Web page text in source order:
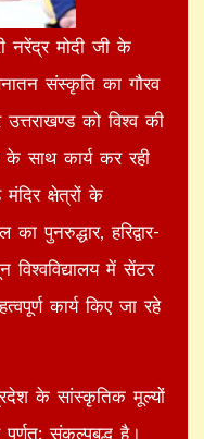
नरेंद्र मोदी जी के
संस्कृति का गौरव
को विश्व की
साथ कार्य कर रही
क्षेत्रों के
पुनरुद्धार, हरिद्वार-
विश्वविद्यालय में सेंटर
कार्य किए जा रहे
के सांस्कृतिक मूल्यों
संकल्पबद्ध है।